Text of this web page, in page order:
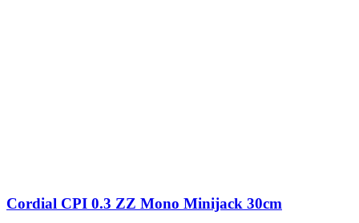
Cordial CPI 0.3 ZZ Mono Minijack 30cm